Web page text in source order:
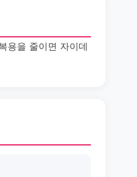
용을 줄이면 자이데